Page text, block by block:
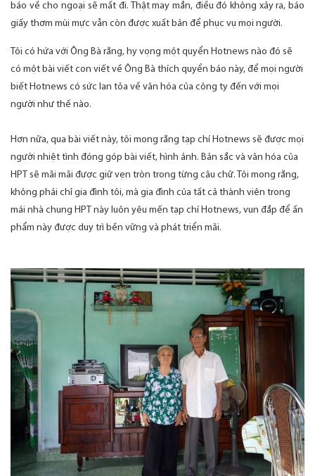
báo về cho ngoại sẽ mất đi. Thật may mắn, điều đó không xảy ra, báo
giấy thơm mùi mực vẫn còn được xuất bản để phục vụ mọi người.
Tôi có hứa với Ông Bà rằng, hy vọng một quyển Hotnews nào đó sẽ
có một bài viết con viết về Ông Bà thích quyển báo này, để mọi người
biết Hotnews có sức lan tỏa về văn hóa của công ty đến với mọi
người như thế nào.
Hơn nữa, qua bài viết này, tôi mong rằng tạp chí Hotnews sẽ được mọi
người nhiệt tình đóng góp bài viết, hình ảnh. Bản sắc và văn hóa của
HPT sẽ mãi mãi được giữ vẹn tròn trong từng câu chữ. Tôi mong rằng,
không phải chỉ gia đình tôi, mà gia đình của tất cả thành viên trong
mái nhà chung HPT này luôn yêu mến tạp chí Hotnews, vun đắp để ấn
phẩm này được duy trì bền vững và phát triển mãi.